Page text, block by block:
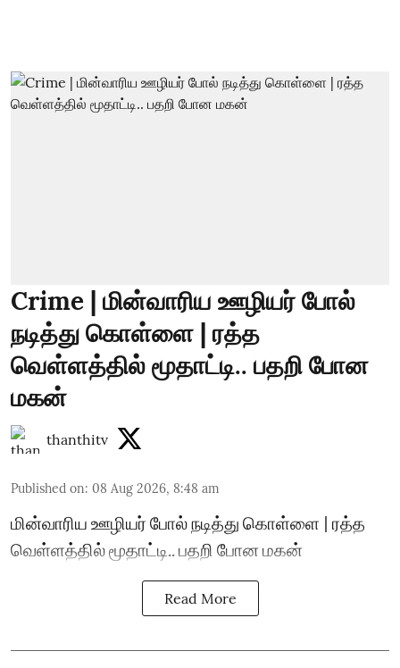
Crime | மின்வாரிய ஊழியர் போல்
நடித்து கொள்ளை | ரத்த
வெள்ளத்தில் மூதாட்டி.. பதறி போன
மகன்
thanthitv
Published on: 08 Aug 2026, 8:48 am
மின்வாரிய ஊழியர் போல் நடித்து கொள்ளை | ரத்த
வெள்ளத்தில் மூதாட்டி.. பதறி போன மகன்
Read More